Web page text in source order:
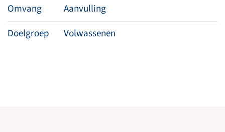
Omvang
Aanvulling
Doelgroep
Volwassenen